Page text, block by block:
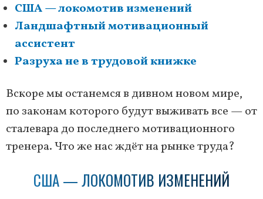
США — локомотив изменений
Ландшафтный мотивационный
ассистент
Разруха не в трудовой книжке
Вскоре мы останемся в дивном новом мире,
по законам которого будут выживать все — от
сталевара до последнего мотивационного
тренера. Что же нас ждёт на рынке труда?
США — ЛОКОМОТИВ ИЗМЕНЕНИЙ